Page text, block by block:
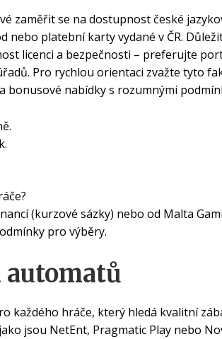
zaměřit se na dostupnost české
platební karty vydané v ČR.
licenci a bezpečnosti – preferujte
Pro rychlou orientaci zvažte tyto
bonusové nabídky s rozumnými
(kurzové sázky) nebo od Malta
pro výběry.
každého hráče, který hledá kvalitní
jsou NetEnt, Pragmatic Play nebo